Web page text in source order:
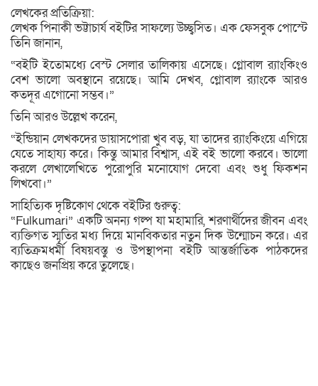
লেখকের প্রতিক্রিয়া:
লেখক পিনাকী ভট্টাচার্য বইটির সাফল্যে উচ্ছ্বসিত। এক ফেসবুক পোস্টে
তিনি জানান,
“বইটি ইতোমধ্যে বেস্ট সেলার তালিকায় এসেছে। গ্লোবাল র‌্যাংকিংও
বেশ ভালো অবস্থানে রয়েছে। আমি দেখব, গ্লোবাল র‌্যাংকে আরও
কতদূর এগোনো সম্ভব।”
তিনি আরও উল্লেখ করেন,
“ইন্ডিয়ান লেখকদের ডায়াসপোরা খুব বড়, যা তাদের র‌্যাংকিংয়ে এগিয়ে
যেতে সাহায্য করে। কিন্তু আমার বিশ্বাস, এই বই ভালো করবে। ভালো
করলে লেখালেখিতে পুরোপুরি মনোযোগ দেবো এবং শুধু ফিকশন
লিখবো।”
সাহিত্যিক দৃষ্টিকোণ থেকে বইটির গুরুত্ব:
“Fulkumari” একটি অনন্য গল্প যা মহামারি, শরণার্থীদের জীবন এবং
ব্যক্তিগত স্মৃতির মধ্য দিয়ে মানবিকতার নতুন দিক উন্মোচন করে। এর
ব্যতিক্রমধর্মী বিষয়বস্তু ও উপস্থাপনা বইটি আন্তর্জাতিক পাঠকদের
কাছেও জনপ্রিয় করে তুলেছে।